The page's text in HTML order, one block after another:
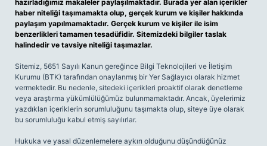
hazırladığımız makaleler paylaşılmaktadır. Burada yer alan içerikler
haber niteliği taşımamakta olup, gerçek kurum ve kişiler hakkında
paylaşım yapılmamaktadır. Gerçek kurum ve kişiler ile isim
benzerlikleri tamamen tesadüfidir. Sitemizdeki bilgiler taslak
halindedir ve tavsiye niteliği taşımazlar.
Sitemiz, 5651 Sayılı Kanun gereğince Bilgi Teknolojileri ve İletişim
Kurumu (BTK) tarafından onaylanmış bir Yer Sağlayıcı olarak hizmet
vermektedir. Bu nedenle, sitedeki içerikleri proaktif olarak denetleme
veya araştırma yükümlülüğümüz bulunmamaktadır. Ancak, üyelerimiz
yazdıkları içeriklerin sorumluluğunu taşımakta olup, siteye üye olarak
bu sorumluluğu kabul etmiş sayılırlar.
Hukuka ve yasal düzenlemelere aykırı olduğunu düşündüğünüz